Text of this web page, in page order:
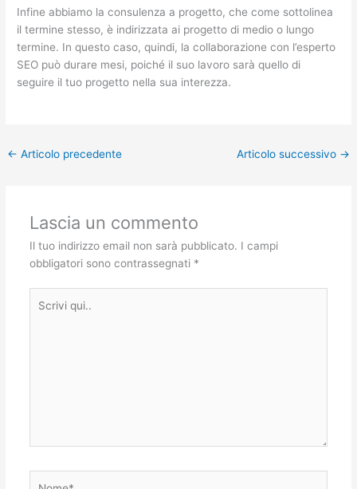
Infine abbiamo la consulenza a progetto, che come sottolinea
il termine stesso, è indirizzata ai progetto di medio o lungo
termine. In questo caso, quindi, la collaborazione con l’esperto
SEO può durare mesi, poiché il suo lavoro sarà quello di
seguire il tuo progetto nella sua interezza.
← Articolo precedente Articolo successivo →
Lascia un commento
Il tuo indirizzo email non sarà pubblicato. I campi
obbligatori sono contrassegnati *
qui..